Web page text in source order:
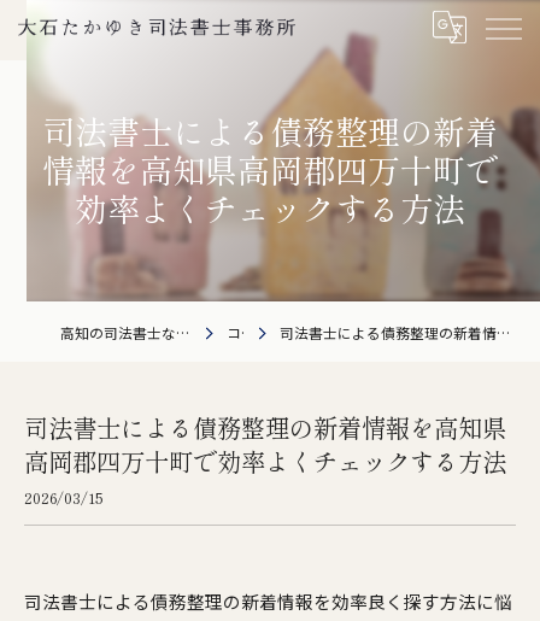
司法書士による債務整理の新着
情報を高知県高岡郡四万十町で
効率よくチェックする方法
高知の司法書士なら大石たかゆき司法書士事務所 コラム 司法書士による債務整理の新着情報を高知県高岡郡四万十町で効率よくチェックする方法
司法書士による債務整理の新着情報を高知県
高岡郡四万十町で効率よくチェックする方法
2026/03/15
司法書士による債務整理の新着情報を効率良く探す方法に悩